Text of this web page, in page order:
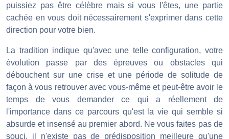
puissiez pas être célèbre mais si vous l'êtes, une partie
cachée en vous doit nécessairement s'exprimer dans cette
direction pour votre bien.
La tradition indique qu'avec une telle configuration, votre
évolution passe par des épreuves ou obstacles qui
débouchent sur une crise et une période de solitude de
façon à vous retrouver avec vous-même et peut-être avoir le
temps de vous demander ce qui a réellement de
l'importance dans ce parcours qu'est la vie qui semble si
absurde et insensé au premier abord. Ne vous faites pas de
souci, il n'existe pas de prédisposition meilleure qu'une